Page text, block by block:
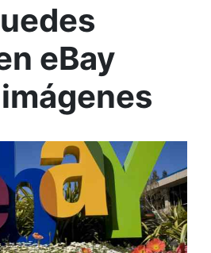
eBay